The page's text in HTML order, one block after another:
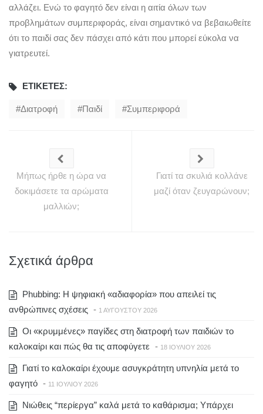
αλλάζει. Ενώ το φαγητό δεν είναι η αιτία όλων των
προβλημάτων συμπεριφοράς, είναι σημαντικό να βεβαιωθείτε
ότι το παιδί σας δεν πάσχει από κάτι που μπορεί εύκολα να
γιατρευτεί.
ΕΤΙΚΈΤΕΣ:
Διατροφή Παιδί Συμπεριφορά
Μήπως ήρθε η ώρα να
δοκιμάσετε τα αρώματα
μαλλιών;
Γιατί τα σκυλιά κολλάνε
μαζί όταν ζευγαρώνουν;
Σχετικά άρθρα
Phubbing: Η ψηφιακή «αδιαφορία» που απειλεί τις
ανθρώπινες σχέσεις - 1 ΑΥΓΟΎΣΤΟΥ 2026
Οι «κρυμμένες» παγίδες στη διατροφή των παιδιών το
καλοκαίρι και πώς θα τις αποφύγετε - 18 ΙΟΥΛΊΟΥ 2026
Γιατί το καλοκαίρι έχουμε ασυγκράτητη υπνηλία μετά το
φαγητό - 11 ΙΟΥΛΊΟΥ 2026
Νιώθεις “περίεργα” καλά μετά το καθάρισμα; Υπάρχει